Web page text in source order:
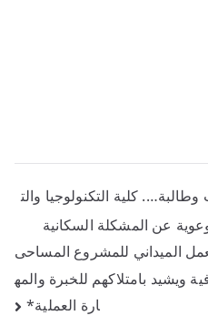
يزيد عن ١٢٠ طالب وطالبة…. كلية التكنولوجيا والت
عن المشكلة السكانية
الميداني للمشروع المساحى
ويشيد بامتلاكهم للخبرة والمه
ارة العملية*